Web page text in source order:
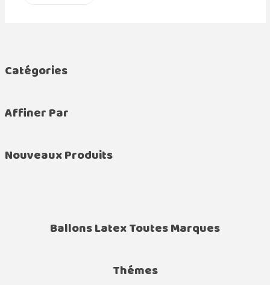
Catégories
Affiner Par
Nouveaux Produits
Ballons Latex Toutes Marques
Thémes